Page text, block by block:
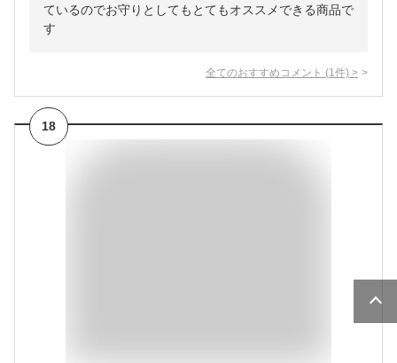
ているのでお守りとしてもとてもオススメできる商品で
す
全てのおすすめコメント (1 件) >
18